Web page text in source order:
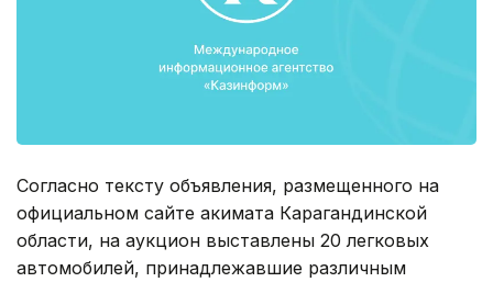
Согласно тексту объявления, размещенного на
официальном сайте акимата Карагандинской
области, на аукцион выставлены 20 легковых
автомобилей, принадлежавшие различным